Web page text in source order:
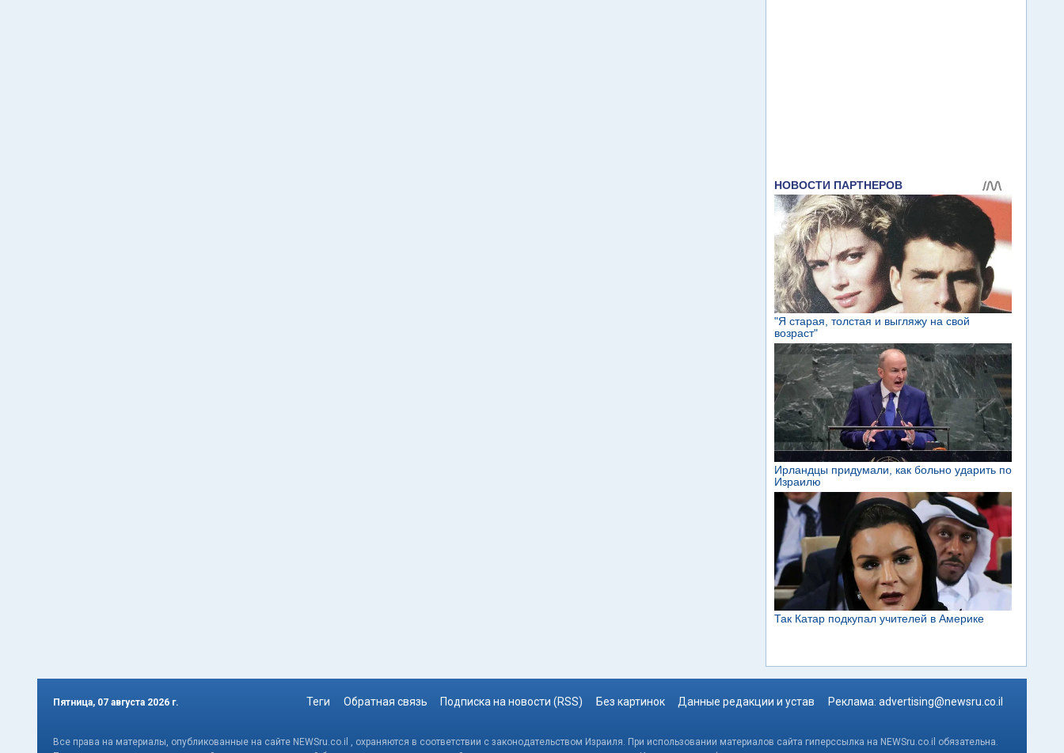
Пятница, 07 августа 2026 г. Теги Обратная связь Подписка на новости (RSS) Без картинок Данные редакции и устав Реклама: advertising@newsru.co.il
Все права на материалы, опубликованные на сайте NEWSru.co.il , охраняются в соответствии с законодательством Израиля. При использовании материалов сайта гиперссылка на NEWSru.co.il обязательна.